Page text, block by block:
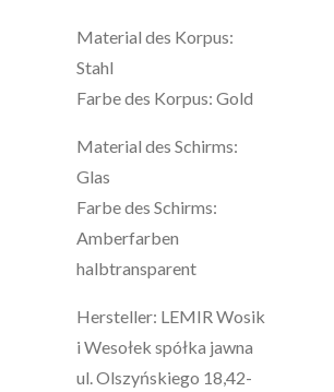
Material des Korpus:
Stahl
Farbe des Korpus: Gold
Material des Schirms:
Glas
Farbe des Schirms:
Amberfarben
halbtransparent
Hersteller: LEMIR Wosik
i Wesołek spółka jawna
ul. Olszyńskiego 18,42-